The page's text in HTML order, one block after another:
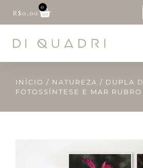
R$0,00
0
INÍCIO / NATUREZA / DUPLA
FOTOSSÍNTESE E MAR RUBRO